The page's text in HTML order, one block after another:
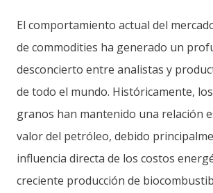
El comportamiento actual del
de commodities ha generado un
desconcierto entre analistas y
de todo el mundo. Históricamente,
granos han mantenido una relación
valor del petróleo, debido
influencia directa de los costos
creciente producción de